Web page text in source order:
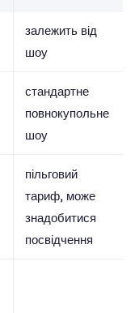
залежить від
шоу
стандартне
повнокупольне
шоу
пільговий
тариф, може
знадобитися
посвідчення